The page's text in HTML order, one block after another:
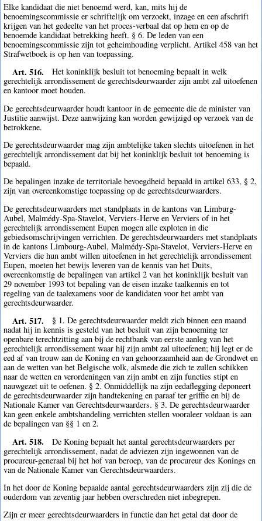
Elke kandidaat die niet benoemd werd, kan, mits hij de
benoemingscommissie er schriftelijk om verzoekt, inzage en een afschrift
krijgen van het gedeelte van het proces-verbaal dat op hem en op de
benoemde kandidaat betrekking heeft. § 6. De leden van een
benoemingscommissie zijn tot geheimhouding verplicht. Artikel 458 van het
Strafwetboek is op hen van toepassing.
Art. 516.
Het koninklijk besluit tot benoeming bepaalt in welk
gerechtelijk arrondissement de gerechtsdeurwaarder zijn ambt zal uitoefenen
en kantoor moet houden.
De gerechtsdeurwaarder houdt kantoor in de gemeente die de minister van
Justitie aanwijst. Deze aanwijzing kan worden gewijzigd op verzoek van de
betrokkene.
De gerechtsdeurwaarder mag zijn ambtelijke taken slechts uitoefenen in het
gerechtelijk arrondissement dat bij het koninklijk besluit tot benoeming is
bepaald.
De bepalingen inzake de territoriale bevoegdheid bepaald in artikel 633, § 2,
zijn van overeenkomstige toepassing op de gerechtsdeurwaarders.
De gerechtsdeurwaarders met standplaats in de kantons van Limburg-
Aubel, Malmédy-Spa-Stavelot, Verviers-Herve en Verviers of in het
gerechtelijk arrondissement Eupen mogen alle exploten in die
gebiedsomschrijvingen verrichten. De gerechtsdeurwaarders met standplaats
in de kantons Limbourg-Aubel, Malmédy-Spa-Stavelot, Verviers-Herve en
Verviers die hun ambt willen uitoefenen in het gerechtelijk arrondissement
Eupen, moeten het bewijs leveren van de kennis van het Duits,
overeenkomstig de bepalingen van artikel 2 van het koninklijk besluit van
29 november 1993 tot bepaling van de eisen inzake taalkennis en tot
regeling van de taalexamens voor de kandidaten voor het ambt van
gerechtsdeurwaarder.
Art. 517.
§ 1. De gerechtsdeurwaarder meldt zich binnen een maand
nadat hij in kennis is gesteld van het besluit van zijn benoeming ter
openbare terechtzitting aan bij de rechtbank van eerste aanleg van het
gerechtelijk arrondissement waar hij zijn ambt zal uitoefenen; hij legt er de
eed af van trouw aan de Koning en van gehoorzaamheid aan de Grondwet en
aan de wetten van het Belgische volk, alsmede die zich te zullen schikken
naar de wetten en verordeningen van zijn ambt en zijn functies stipt en
nauwgezet uit te oefenen. § 2. Onmiddellijk na zijn eedaflegging deponeert
de gerechtsdeurwaarder zijn handtekening en paraaf ter griffie en bij de
Nationale Kamer van Gerechtsdeurwaarders. § 3. De gerechtsdeurwaarder
kan geen enkele ambtshandeling verrichten stellen vooraleer voldaan is aan
de bepalingen van §§ 1 en 2.
Art. 518.
De Koning bepaalt het aantal gerechtsdeurwaarders per
gerechtelijk arrondissement, nadat de adviezen zijn ingewonnen van de
procureur-generaal bij het hof van beroep, van de procureur des Konings en
van de Nationale Kamer van Gerechtsdeurwaarders.
In het door de Koning bepaalde aantal gerechtsdeurwaarders zijn zij die de
ouderdom van zeventig jaar hebben overschreden niet inbegrepen.
Zijn er meer gerechtsdeurwaarders in functie dan het getal dat door de